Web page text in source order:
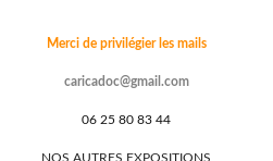
Merci de privilégier les mails
caricadoc@gmail.com
06 25 80 83 44
NOS AUTRES EXPOSITIONS